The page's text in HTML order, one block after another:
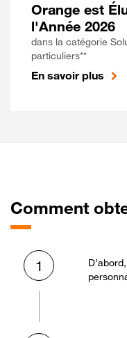
Orange est
l'Année 2026
dans la catégorie
particuliers**
En savoir plus
Comment
1